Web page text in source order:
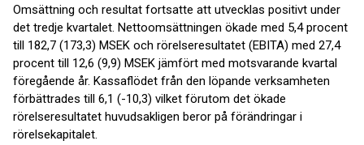
Omsättning och resultat fortsatte att utvecklas positivt under
det tredje kvartalet. Nettoomsättningen ökade med 5,4 procent
till 182,7 (173,3) MSEK och rörelseresultatet (EBITA) med 27,4
procent till 12,6 (9,9) MSEK jämfört med motsvarande kvartal
föregående år. Kassaflödet från den löpande verksamheten
förbättrades till 6,1 (-10,3) vilket förutom det ökade
rörelseresultatet huvudsakligen beror på förändringar i
rörelsekapitalet.